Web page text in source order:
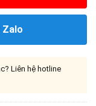
Zalo
Liên hệ hotline